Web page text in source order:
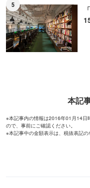
5
本記
※本記事内の情報は2016年01月14日
ので、事前にご確認ください。
※本記事中の金額表示は、税抜表記の